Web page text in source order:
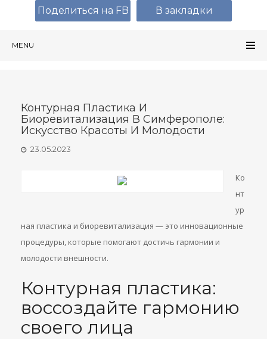
MENU
Контурная Пластика И
Биоревитализация В Симферополе:
Искусство Красоты И Молодости
23.05.2023
Ко
нт
ур
ная пластика и биоревитализация — это инновационные
процедуры, которые помогают достичь гармонии и
молодости внешности.
Контурная пластика:
воссоздайте гармонию
своего лица
Поделиться на FB В закладки